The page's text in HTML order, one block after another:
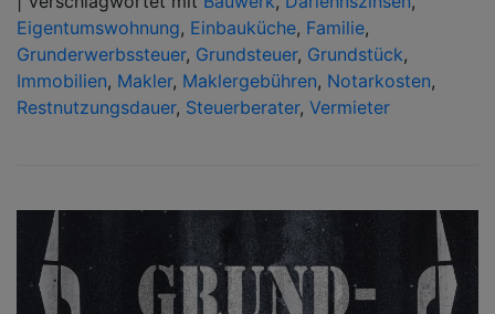
Eigentumswohnung, Einbauküche, Familie,
Grunderwerbssteuer, Grundsteuer, Grundstück,
Immobilien, Makler, Maklergebühren, Notarkosten,
Restnutzungsdauer, Steuerberater, Vermieter